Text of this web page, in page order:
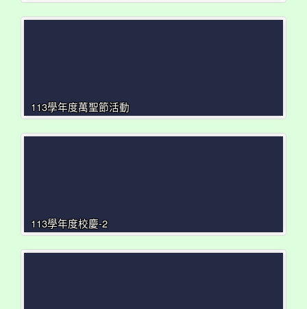
113學年度萬聖節活動
113學年度校慶-2